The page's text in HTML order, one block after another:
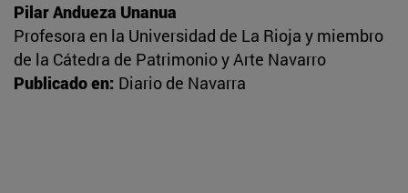
Pilar Andueza Unanua
Profesora en la Universidad de La Rioja y miembro
de la Cátedra de Patrimonio y Arte Navarro
Publicado en: Diario de Navarra